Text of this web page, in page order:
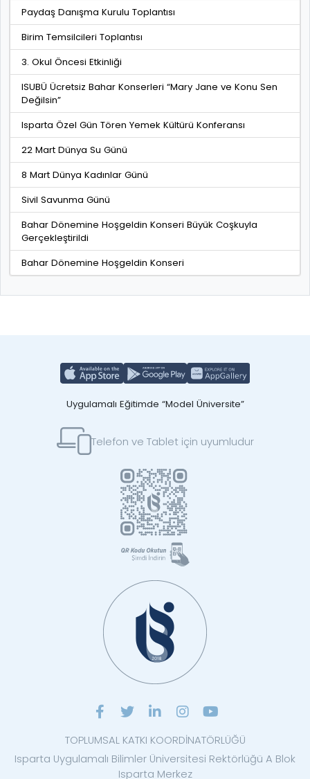
Paydaş Danışma Kurulu Toplantısı
Birim Temsilcileri Toplantısı
3. Okul Öncesi Etkinliği
ISUBÜ Ücretsiz Bahar Konserleri “Mary Jane ve Konu Sen
Değilsin”
Isparta Özel Gün Tören Yemek Kültürü Konferansı
22 Mart Dünya Su Günü
8 Mart Dünya Kadınlar Günü
Sivil Savunma Günü
Bahar Dönemine Hoşgeldin Konseri Büyük Coşkuyla
Gerçekleştirildi
Bahar Dönemine Hoşgeldin Konseri
Uygulamalı Eğitimde “Model Üniversite”
Telefon ve Tablet için uyumludur
TOPLUMSAL KATKI KOORDİNATÖRLÜĞÜ
Isparta Uygulamalı Bilimler Üniversitesi Rektörlüğü A Blok
Isparta Merkez